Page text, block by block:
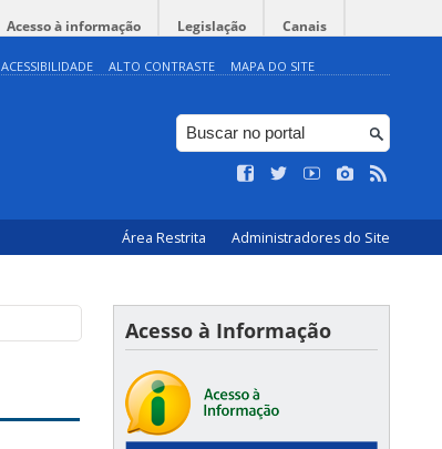
Acesso à informação Legislação Canais
ACESSIBILIDADE ALTO CONTRASTE MAPA DO SITE
Área Restrita Administradores do Site
Acesso à Informação